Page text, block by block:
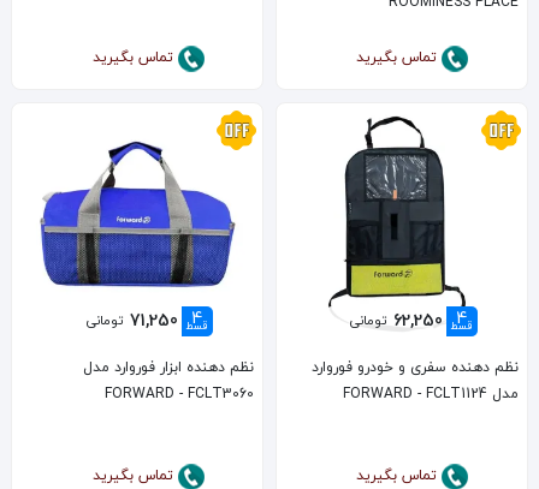
تماس بگیرید تماس بگیرید
4
قسط 62,250 تومانی
نظم دهنده سفری و خودرو فوروارد
مدل FORWARD - FCLT1124
تماس بگیرید
4
قسط 71,250 تومانی
نظم دهنده ابزار فوروارد مدل
FORWARD - FCLT3060
تماس بگیرید